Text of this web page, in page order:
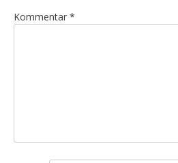
s
a
Kommentar *